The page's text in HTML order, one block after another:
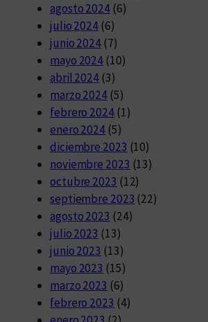
agosto 2024(6)
julio 2024 (6)
junio 2024 (7)
mayo 2024 (10)
abril 2024 (3)
marzo 2024 (5)
febrero 2024(1)
enero 2024 (5)
diciembre 2023 (10)
noviembre 2023 (13)
octubre 2023 (12)
septiembre 2023 (22)
agosto 2023 (24)
julio 2023 (13)
junio 2023 (13)
mayo 2023 (15)
marzo 2023 (6)
febrero 2023 (4)